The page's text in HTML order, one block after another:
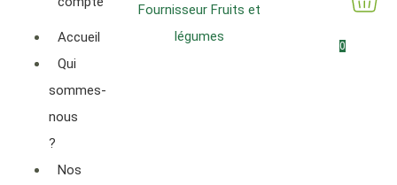
Accueil
Qui
sommes-
nous
?
Nos
0